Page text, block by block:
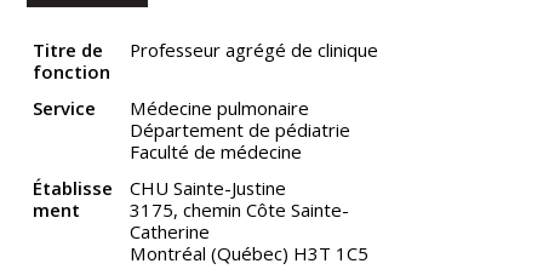
Titre de
fonction
Professeur agrégé de clinique
Service
Médecine pulmonaire
Département de pédiatrie
Faculté de médecine
Établisse
ment
CHU Sainte-Justine
3175, chemin Côte Sainte-
Catherine
Montréal (Québec) H3T 1C5